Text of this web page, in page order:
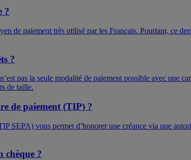
?
de paiement très utilisé par les Français. Pourtant, ce
?
pas la seule modalité de paiement possible avec une
de taille.
de paiement (TIP) ?
SEPA) vous permet d’honorer une créance via une
chèque ?